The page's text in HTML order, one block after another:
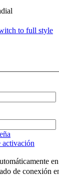
to full style
activación
de conexión